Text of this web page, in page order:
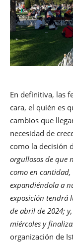
En definitiva, las
cara, el quién es
cambios que
necesidad de
como la decisión
orgullosos de que
como en
expandiéndola a
exposición tendrá
de abril de 2024;
miércoles y
organización de